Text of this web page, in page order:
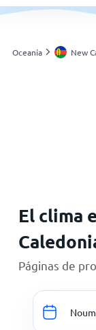
España
Argentina
Oceanía New
El clima
Páginas de